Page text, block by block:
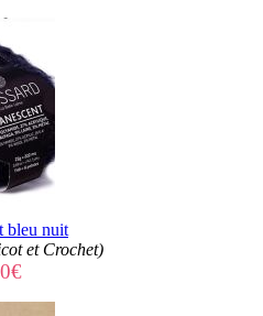
bleu nuit
et Crochet)